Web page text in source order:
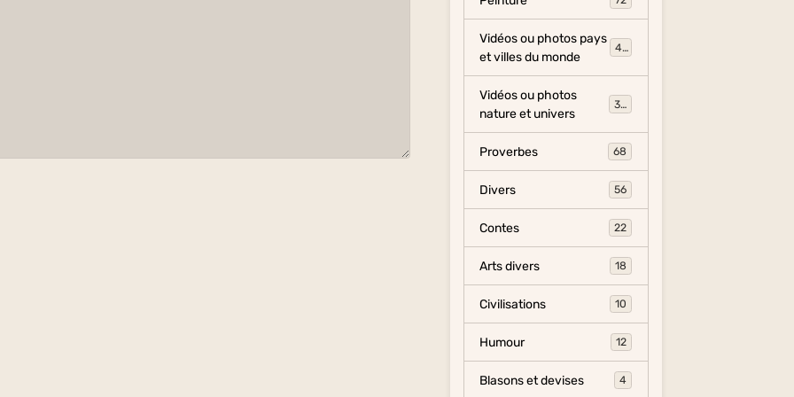
Vidéos ou photos pays
et villes du monde
454
Vidéos ou photos
nature et univers
325
Proverbes 68
Divers 56
Contes 22
Arts divers 18
Civilisations 10
Humour 12
Blasons et devises 4